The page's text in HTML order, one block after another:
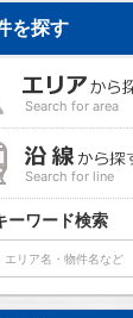
を探す
Search for area
Search for line
ーワード検索